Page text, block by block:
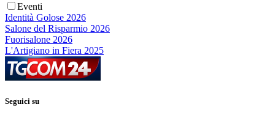
Eventi
Identità Golose 2026
Salone del Risparmio 2026
Fuorisalone 2026
L'Artigiano in Fiera 2025
Seguici su